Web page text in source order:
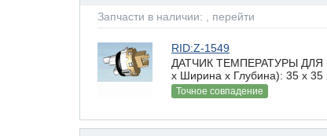
Запчасти в наличии: , перейти
RID:Z-1549
ДАТЧИК ТЕМПЕРАТУРЫ
х Ширина х Глубина): 35 x 35
Точное совпадение